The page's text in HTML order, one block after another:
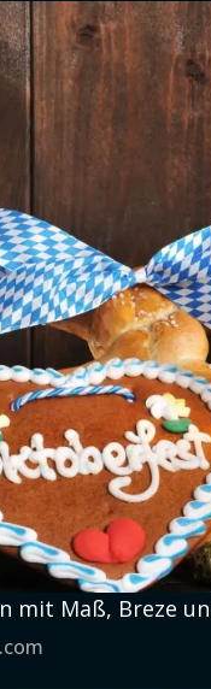
mit Maß, Breze